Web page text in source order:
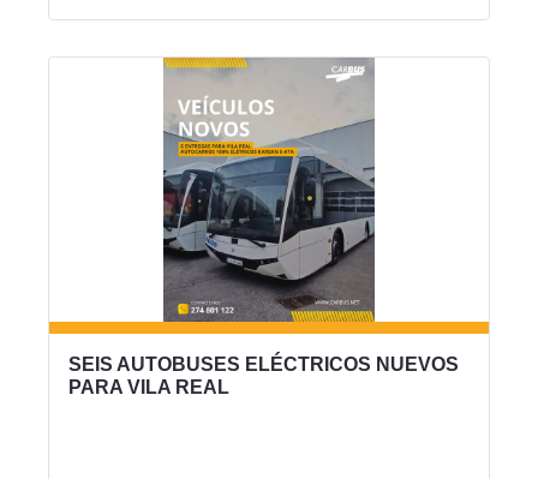
SEIS AUTOBUSES ELÉCTRICOS NUEVOS
PARA VILA REAL